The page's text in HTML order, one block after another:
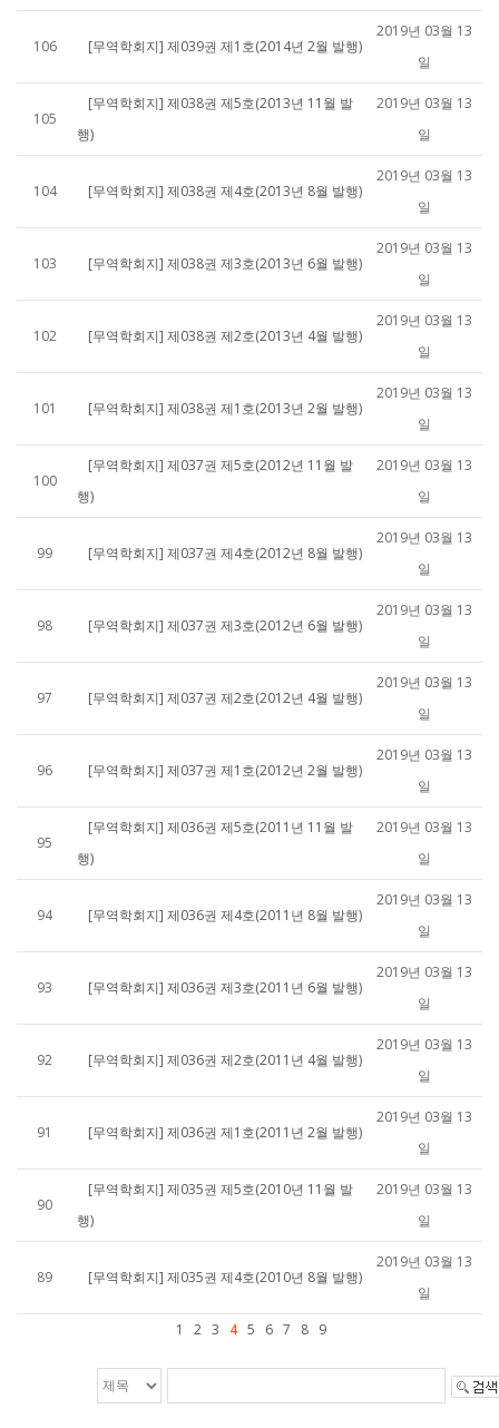
106 [무역학회지] 제039권 제1호(2014년 2월 발행)
2019년 03월 13
일
105
[무역학회지] 제038권 제5호(2013년 11월 발
행)
2019년 03월 13
일
104 [무역학회지] 제038권 제4호(2013년 8월 발행)
2019년 03월 13
일
103 [무역학회지] 제038권 제3호(2013년 6월 발행)
2019년 03월 13
일
102 [무역학회지] 제038권 제2호(2013년 4월 발행)
2019년 03월 13
일
101 [무역학회지] 제038권 제1호(2013년 2월 발행)
2019년 03월 13
일
100
[무역학회지] 제037권 제5호(2012년 11월 발
행)
2019년 03월 13
일
99 [무역학회지] 제037권 제4호(2012년 8월 발행)
2019년 03월 13
일
98 [무역학회지] 제037권 제3호(2012년 6월 발행)
2019년 03월 13
일
97 [무역학회지] 제037권 제2호(2012년 4월 발행)
2019년 03월 13
일
96 [무역학회지] 제037권 제1호(2012년 2월 발행)
2019년 03월 13
일
95
[무역학회지] 제036권 제5호(2011년 11월 발
행)
2019년 03월 13
일
94 [무역학회지] 제036권 제4호(2011년 8월 발행)
2019년 03월 13
일
93 [무역학회지] 제036권 제3호(2011년 6월 발행)
2019년 03월 13
일
92 [무역학회지] 제036권 제2호(2011년 4월 발행)
2019년 03월 13
일
91 [무역학회지] 제036권 제1호(2011년 2월 발행)
2019년 03월 13
일
90
[무역학회지] 제035권 제5호(2010년 11월 발
행)
2019년 03월 13
일
89 [무역학회지] 제035권 제4호(2010년 8월 발행)
2019년 03월 13
일
1
2 3 4 5 6 7 8 9